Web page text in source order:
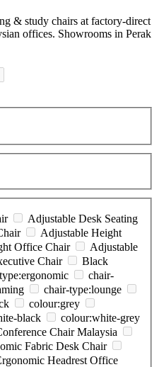
& study chairs at factory-direct
offices. Showrooms in Perak
Adjustable Desk Seating
Adjustable Height
Office Chair
Adjustable
Chair
Black
chair-
chair-type:lounge
colour:grey
black
colour:white-grey
Chair Malaysia
Fabric Desk Chair
Headrest Office